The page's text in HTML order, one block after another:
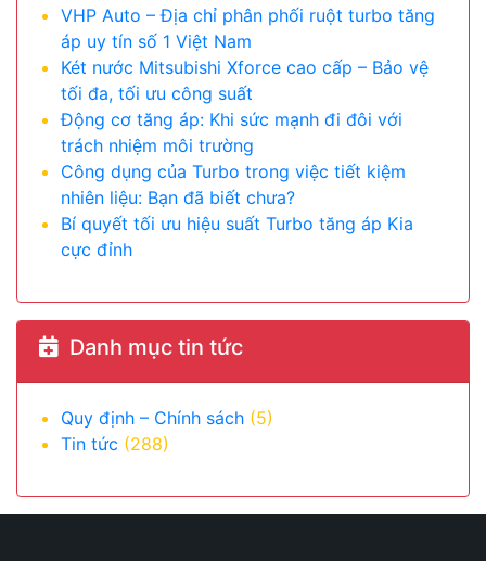
VHP Auto – Địa chỉ phân phối ruột turbo tăng
áp uy tín số 1 Việt Nam
Két nước Mitsubishi Xforce cao cấp – Bảo vệ
tối đa, tối ưu công suất
Động cơ tăng áp: Khi sức mạnh đi đôi với
trách nhiệm môi trường
Công dụng của Turbo trong việc tiết kiệm
nhiên liệu: Bạn đã biết chưa?
Bí quyết tối ưu hiệu suất Turbo tăng áp Kia
cực đỉnh
Danh mục tin tức
Quy định – Chính sách (5)
Tin tức (288)